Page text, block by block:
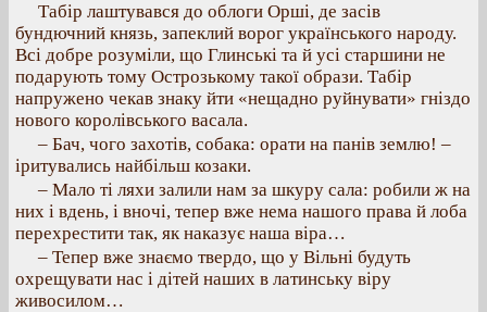
Табір лаштувався до облоги Орші, де засів
бундючний князь, запеклий ворог українського народу.
Всі добре розуміли, що Глинські та й усі старшини не
подарують тому Острозькому такої образи. Табір
напружено чекав знаку йти «нещадно руйнувати» гніздо
нового королівського васала.
– Бач, чого захотів, собака: орати на панів землю! –
іритувались найбільш козаки.
– Мало ті ляхи залили нам за шкуру сала: робили ж на
них і вдень, і вночі, тепер вже нема нашого права й лоба
перехрестити так, як наказує наша віра…
– Тепер вже знаємо твердо, що у Вільні будуть
охрещувати нас і дітей наших в латинську віру
живосилом…